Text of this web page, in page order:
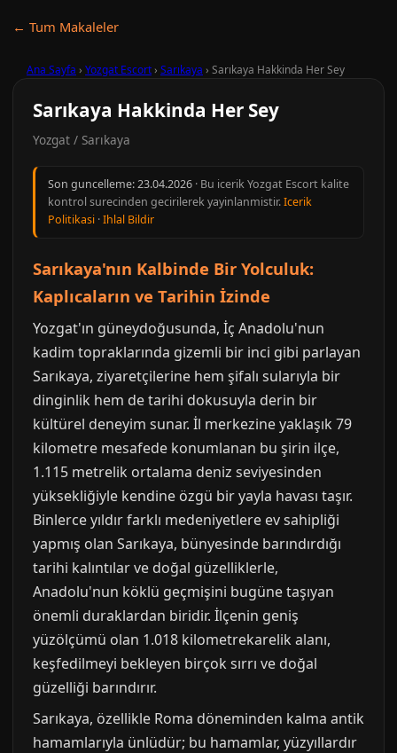
← Tum Makaleler
Ana Sayfa › Yozgat Escort› Sarıkaya › Sarıkaya Hakkinda Her Sey
Sarıkaya Hakkinda Her Sey
Yozgat / Sarıkaya
Son guncelleme:23.04.2026 · Bu icerik Yozgat Escort kalite
kontrol surecinden gecirilerek yayinlanmistir.Icerik
Politikasi ·Ihlal Bildir
Sarıkaya'nın Kalbinde Bir Yolculuk:
Kaplıcaların ve Tarihin İzinde
Yozgat'ın güneydoğusunda, İç Anadolu'nun
kadim topraklarında gizemli bir inci gibi parlayan
Sarıkaya, ziyaretçilerine hem şifalı sularıyla bir
dinginlik hem de tarihi dokusuyla derin bir
kültürel deneyim sunar. İl merkezine yaklaşık 79
kilometre mesafede konumlanan bu şirin ilçe,
1.115 metrelik ortalama deniz seviyesinden
yüksekliğiyle kendine özgü bir yayla havası taşır.
Binlerce yıldır farklı medeniyetlere ev sahipliği
yapmış olan Sarıkaya, bünyesinde barındırdığı
tarihi kalıntılar ve doğal güzelliklerle,
Anadolu'nun köklü geçmişini bugüne taşıyan
önemli duraklardan biridir. İlçenin geniş
yüzölçümü olan 1.018 kilometrekarelik alanı,
keşfedilmeyi bekleyen birçok sırrı ve doğal
güzelliği barındırır.
Sarıkaya, özellikle Roma döneminden kalma antik
hamamlarıyla ünlüdür; bu hamamlar, yüzyıllardır